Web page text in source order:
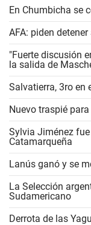
En Chumbicha se
AFA: piden
"Fuerte discusión
la salida de
Salvatierra, 3ro en
Nuevo traspié
Sylvia Jiménez
Catamarqueña
Lanús ganó y se
La Selección
Sudamericano
Derrota de las